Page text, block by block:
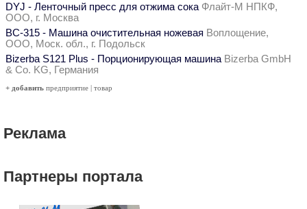
DYJ - Ленточный пресс для отжима сока Флайт-М НПКФ,
ООО, г. Москва
ВС-315 - Машина очистительная ножевая Воплощение,
ООО, Моск. обл., г. Подольск
Bizerba S121 Plus - Порционирующая машина Bizerba GmbH
& Co. KG, Германия
+ добавить предприятие | товар
Реклама
Партнеры портала